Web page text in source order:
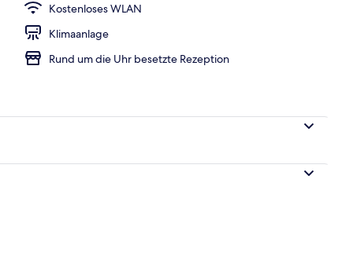
Kostenloses WLAN
Klimaanlage
Rund um die Uhr besetzte Rezeption